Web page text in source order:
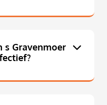
s Gravenmoer